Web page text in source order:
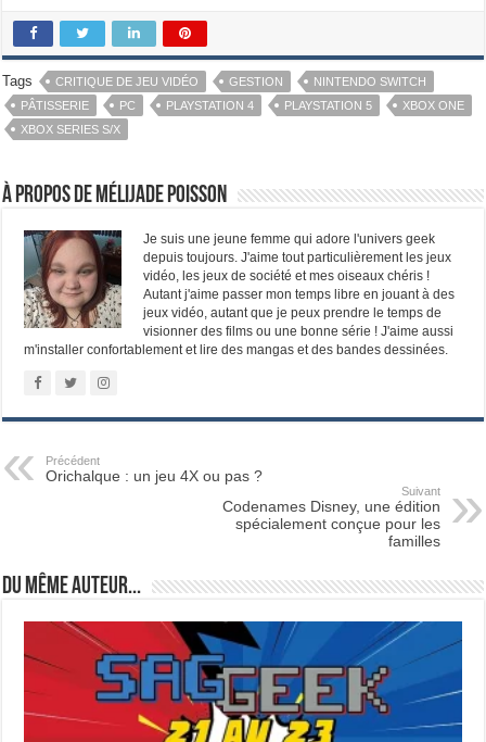
Tags CRITIQUE DE JEU VIDÉO GESTION
NINTENDO SWITCH
PÂTISSERIE
PC PLAYSTATION 4 PLAYSTATION 5
XBOX ONE
XBOX SERIES S/X
À propos de Mélijade Poisson
Je suis une jeune femme qui adore l'univers geek
depuis toujours. J'aime tout particulièrement les jeux
vidéo, les jeux de société et mes oiseaux chéris !
Autant j'aime passer mon temps libre en jouant à des
jeux vidéo, autant que je peux prendre le temps de
visionner des films ou une bonne série ! J'aime aussi
m'installer confortablement et lire des mangas et des bandes dessinées.
Précédent
Orichalque : un jeu 4X ou pas ?
Suivant
Codenames Disney, une édition
spécialement conçue pour les
familles
Du même auteur...